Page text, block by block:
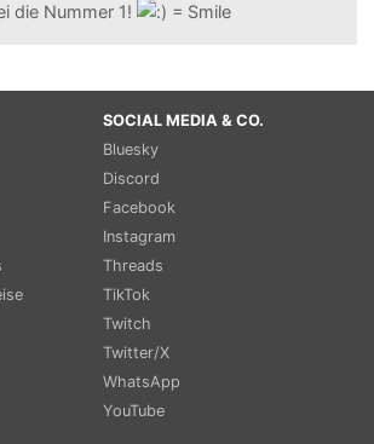
die Nummer 1!
SOCIAL MEDIA & CO.
Bluesky
Discord
Facebook
Instagram
Threads
TikTok
Twitch
Twitter/X
WhatsApp
YouTube